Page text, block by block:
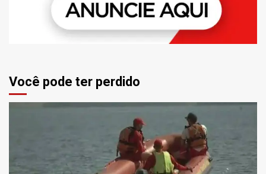
Você pode ter perdido